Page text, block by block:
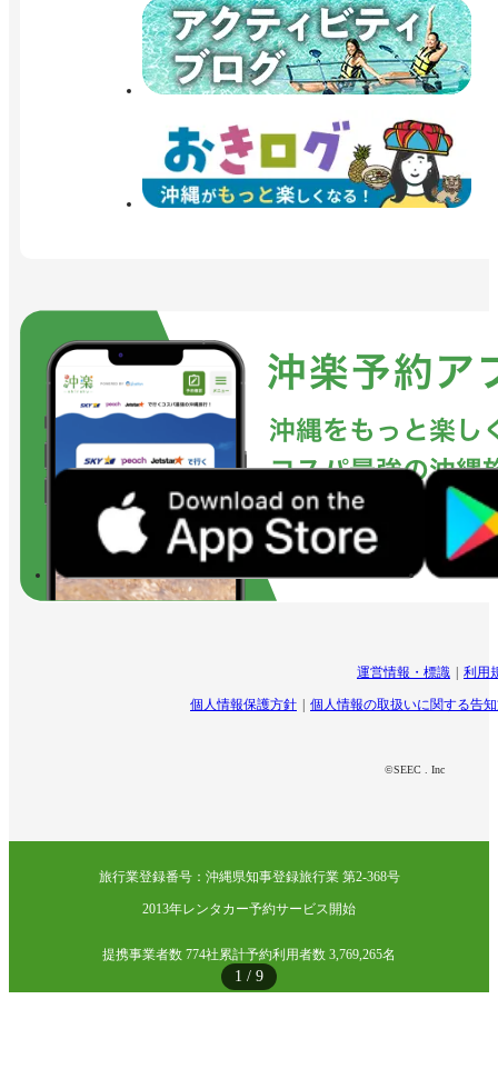
1 / 9
運営情報・標識 利用
個人情報保護方針 個人情報の取扱いに関する告
©SEEC . Inc
旅行業登録番号：沖縄県知事登録旅行業 第2-368号
2013年レンタカー予約サービス開始
提携事業者数 774社累計予約利用者数 3,769,265名